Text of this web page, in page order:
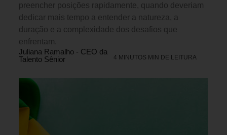
preencher posições rapidamente, quando deveriam
dedicar mais tempo a entender a natureza, a
duração e a complexidade dos desafios que
enfrentam.
Juliana Ramalho - CEO da
Talento Sênior
4 MINUTOS MIN DE LEITURA